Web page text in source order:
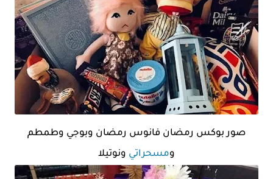
صور بوكس رمضان فانوس رمضان وبوجي وطمطم
ومسحراتي ونوتيلا